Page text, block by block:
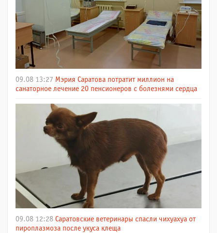
09.08 13:27 Мэрия Саратова потратит миллион на
санаторное лечение 20 пенсионеров с болезнями сердца
09.08 12:28 Саратовские ветеринары спасли чихуахуа от
пироплазмоза после укуса клеща